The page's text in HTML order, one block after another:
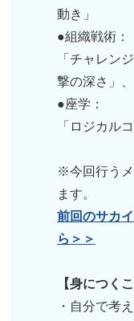
動き」
●組織戦術：
「チャレン
撃の深さ」
●座学：
「ロジカル
※今回行うメ
ます。
前回のサカ
ら＞＞
【身につくこ
・自分で考